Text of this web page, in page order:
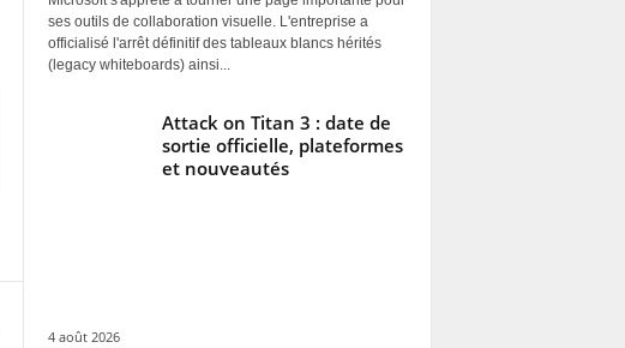
ses outils de collaboration visuelle. L'entreprise a
officialisé l'arrêt définitif des tableaux blancs hérités
(legacy whiteboards) ainsi...
Attack on Titan 3 : date de
sortie officielle, plateformes
et nouveautés
4 août 2026